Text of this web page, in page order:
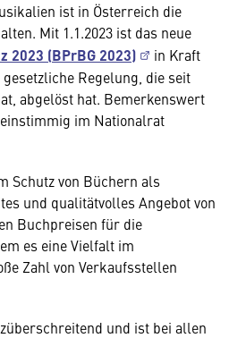
ist in Österreich die
Mit 1.1.2023 ist das neue
2023 (BPrBG 2023)
in Kraft
Regelung, die seit
abgelöst hat. Bemerkenswert
im Nationalrat
Schutz von Büchern als
und qualitätvolles Angebot von
Buchpreisen für die
es eine Vielfalt im
Zahl von Verkaufsstellen
und ist bei allen